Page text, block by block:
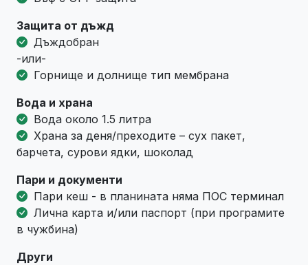
Защита от дъжд
Дъждобран
-или-
Горнище и долнище тип мембрана
Вода и храна
Вода около 1.5 литра
Храна за деня/преходите – сух пакет,
барчета, сурови ядки, шоколад
Пари и документи
Пари кеш - в планината няма ПОС терминал
Лична карта и/или паспорт (при програмите
в чужбина)
Други